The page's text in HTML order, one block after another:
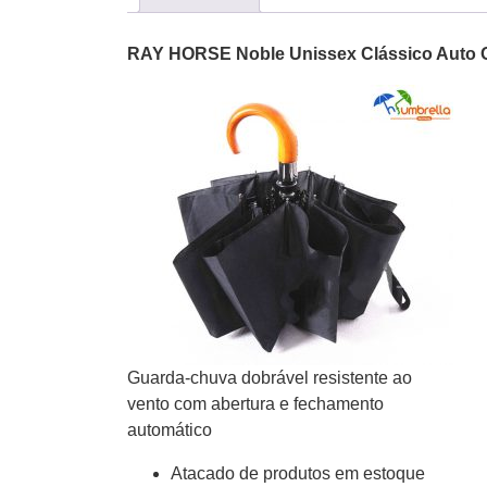
RAY HORSE Noble Unissex Clássico
Guarda-chuva dobrável resistente ao
vento com abertura e fechamento
automático
Atacado de produtos em estoque